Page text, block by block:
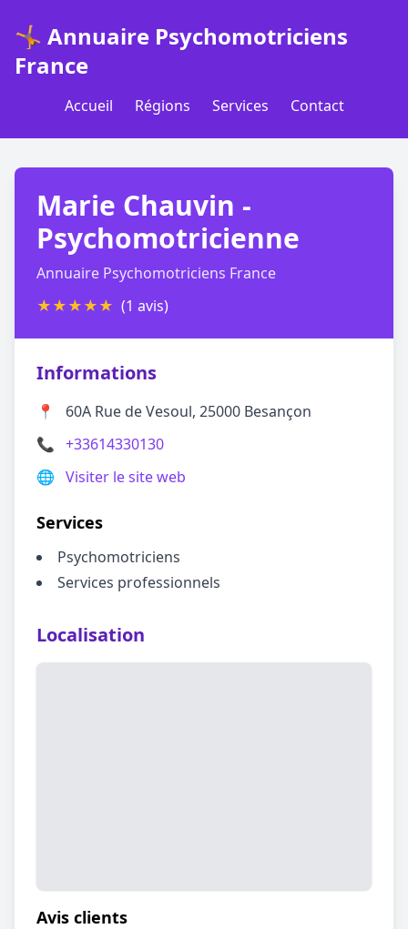
🤸 Annuaire Psychomotriciens
France
Accueil Régions Services Contact
Marie Chauvin -
Psychomotricienne
Annuaire Psychomotriciens France
★★★★★ (1 avis)
Informations
📍
60A Rue de Vesoul, 25000 Besançon
📞 +33614330130
🌐 Visiter le site web
Services
Psychomotriciens
Services professionnels
Localisation
Avis clients